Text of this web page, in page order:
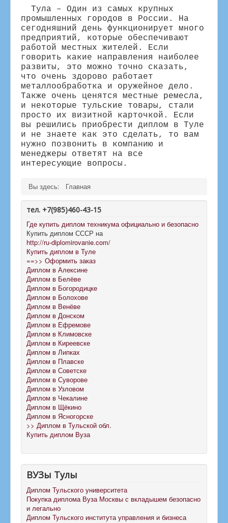
Тула – Один из самых крупных
промышленных городов в России. На
сегодняшний день функционирует много
предприятий, которые обеспечивают
работой местных жителей. Если
говорить какие направления наиболее
развиты, это можно точно сказать,
что очень здорово работает
металлообработка и оружейное дело.
Также очень ценятся местные ремесла,
и некоторые тульские товары, стали
просто их визитной карточкой. Если
вы решились приобрести диплом в Туле
и не знаете как это сделать, то вам
нужно позвонить в компанию и
менеджеры ответят на все
интересующие вопросы.
Вы здесь: Главная
тел. +7(985)460-43-15
Где купить диплом техникума официально и безопасно
Купить диплом СССР на
http://ru-diplomirovanie.com/
Купить диплом в Туле
==>> Оформить заказ
Диплом в Алексине
Диплом в Белёве
Диплом в Богородицке
Диплом в Болохове
Диплом в Венёве
Диплом в Донском
Диплом в Ефремове
Диплом в Климовске
Диплом в Киреевске
Диплом в Липках
Диплом в Плавске
Диплом в Советске
Диплом в Суворове
Диплом в Узловом
Диплом в Чекалине
Диплом в Щёкино
Диплом в Ясногорске
>> Диплом в Тульской обл.
Купить диплом Вуза
ВУЗы Тулы
Диплом Тульского университета
Покупка диплома Вуза Москвы с вкладышем безопасно
и легально
Диплом Тульского института управления и бизнеса